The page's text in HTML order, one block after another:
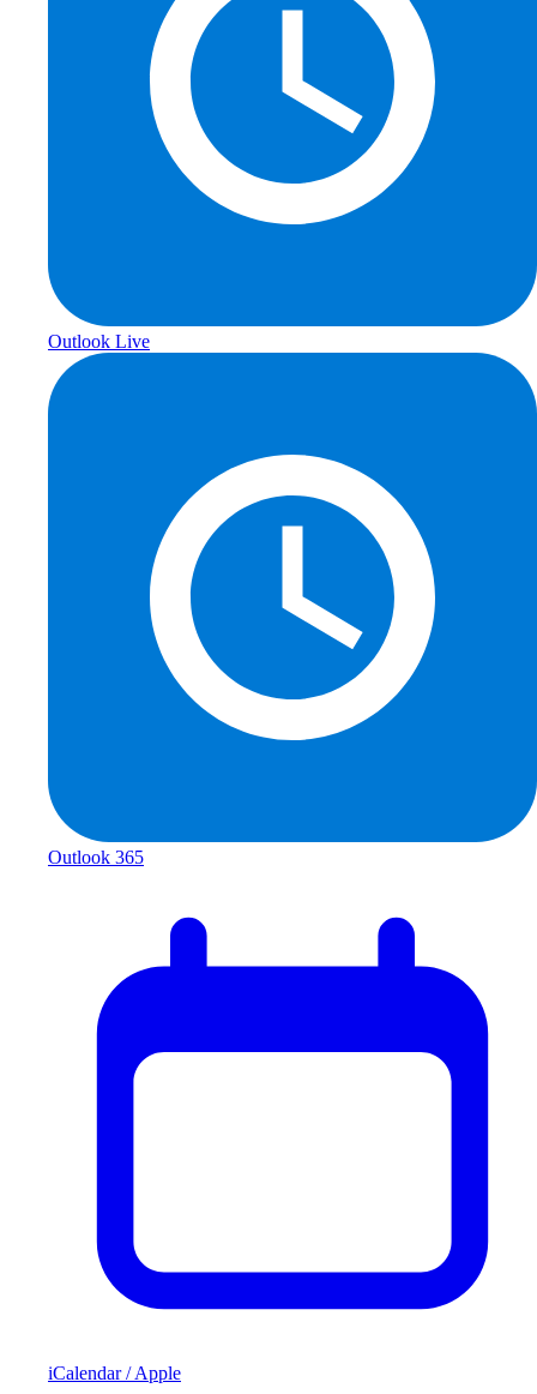
Outlook Live
Outlook 365
iCalendar / Apple